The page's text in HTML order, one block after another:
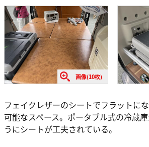
画像(10枚)
フェイクレザーのシートでフラットに
可能なスペース。ポータブル式の冷蔵
うにシートが工夫されている。